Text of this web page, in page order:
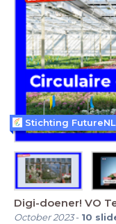
October 2023- 10
Stichting FutureNL